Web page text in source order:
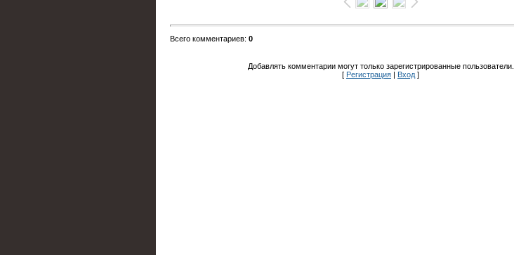
Всего комментариев: 0
Добавлять комментарии могут только зарегистрированные пользователи.
[ Регистрация Вход]